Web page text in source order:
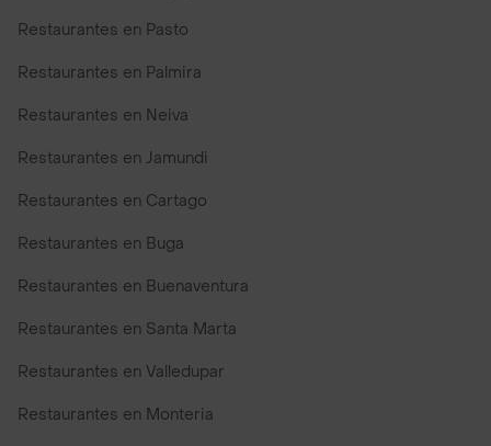
Restaurantes en Pasto
Restaurantes en Palmira
Restaurantes en Neiva
Restaurantes en Jamundi
Restaurantes en Cartago
Restaurantes en Buga
Restaurantes en Buenaventura
Restaurantes en Santa Marta
Restaurantes en Valledupar
Restaurantes en Monteria